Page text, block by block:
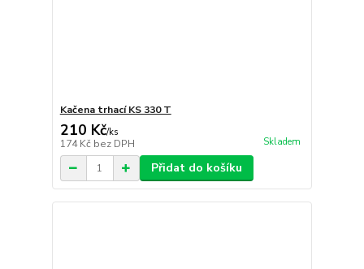
Kačena trhací KS 330 T
210 Kč/ks
174 Kč bez DPH Skladem
Přidat do košíku